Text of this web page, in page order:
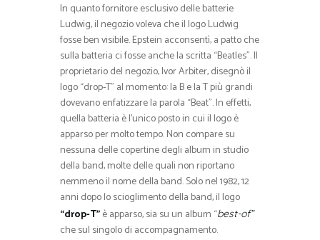
In quanto fornitore esclusivo delle batterie
Ludwig, il negozio voleva che il logo Ludwig
fosse ben visibile. Epstein acconsentì, a patto che
sulla batteria ci fosse anche la scritta “Beatles”. Il
proprietario del negozio, Ivor Arbiter, disegnò il
logo “drop-T” al momento: la B e la T più grandi
dovevano enfatizzare la parola “Beat”. In effetti,
quella batteria è l’unico posto in cui il logo è
apparso per molto tempo. Non compare su
nessuna delle copertine degli album in studio
della band, molte delle quali non riportano
nemmeno il nome della band. Solo nel 1982, 12
anni dopo lo scioglimento della band, il logo
“drop-T”è apparso, sia su un album “best-of”
che sul singolo di accompagnamento.